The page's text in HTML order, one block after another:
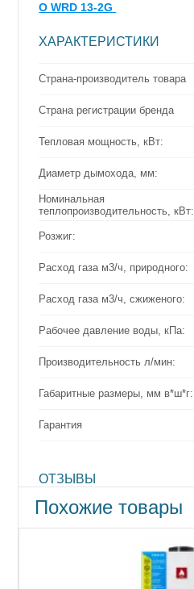
О WRD 13-2G
ХАРАКТЕРИСТИКИ
Страна-производитель товара
Страна регистрации бренда
Тепловая мощность, кВт:
Диаметр дымохода, мм:
Номинальная
теплопроизводительность, кВт:
Розжиг:
Расход газа м3/ч, природного:
Расход газа м3/ч, сжиженого:
Рабочее давление воды, кПа:
Производительность л/мин:
Габаритные размеры, мм в*ш*г:
Гарантия
ОТЗЫВЫ
Похожие товары